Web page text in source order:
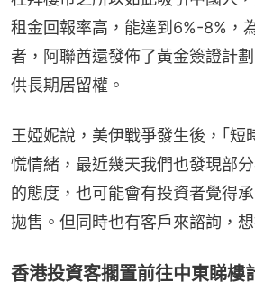
租金回報率高，能達到6%-8%，
者，阿聯酋還發佈了黃金簽證計
供長期居留權。
王婭妮說，美伊戰爭發生後，｢短
慌情緒，最近幾天我們也發現部
的態度，也可能會有投資者覺得
拋售。但同時也有客戶來諮詢，
香港投資客擱置前往中東睇樓